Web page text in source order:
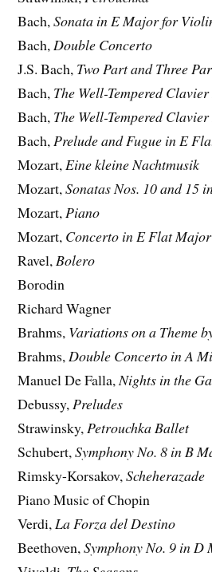
Bach,Sonata in E Major for
Bach,Double Concerto
J.S. Bach, Two Part and Three
Bach, The Well-Tempered
Bach, The Well-Tempered
Bach,Prelude and Fugue in E
Mozart,Eine kleine Nachtmusik
Mozart,Sonatas Nos. 10 and 15
Mozart,Piano
Mozart, Concerto in E Flat Major
Ravel,Bolero
Borodin
Richard Wagner
Brahms, Variations on a Theme
Brahms,Double Concerto in A
Manuel De Falla,Nights in the
Debussy,Preludes
Strawinsky,Petrouchka Ballet
Schubert,Symphony No. 8 in B
Rimsky-Korsakov,Scheherazade
Piano Music of Chopin
Verdi,La Forza del Destino
Beethoven,Symphony No. 9 in D